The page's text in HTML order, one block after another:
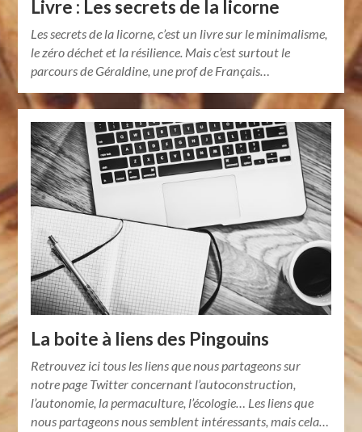
Livre : Les secrets de la licorne
Les secrets de la licorne, c’est un livre sur le minimalisme,
le zéro déchet et la résilience. Mais c’est surtout le
parcours de Géraldine, une prof de Français…
La boite à liens des Pingouins
Retrouvez ici tous les liens que nous partageons sur
notre page Twitter concernant l’autoconstruction,
l’autonomie, la permaculture, l’écologie… Les liens que
nous partageons nous semblent intéressants, mais cela…